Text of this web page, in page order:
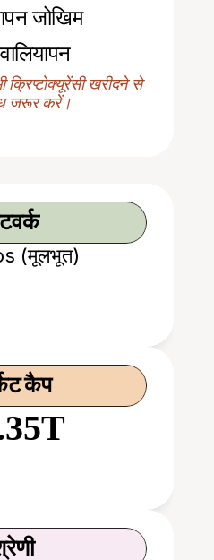
जोखिम
क्रिप्टोक्यूरेंसी खरीदने से
जरूर करें।
(मूलभूत)
कैप